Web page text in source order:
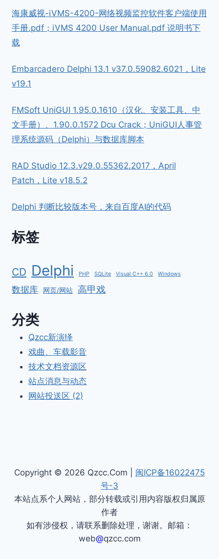
海康威视-iVMS-4200-网络视频监控软件客户端使用
手册.pdf；iVMS 4200 User Manual.pdf 说明书下
载
Embarcadero Delphi 13.1 v37.0.59082.6021，Lite
v19.1
FMSoft UniGUI 1.95.0.1610（汉化、安装工具、中
文手册）、1.90.0.1572 Dcu Crack；UniGUI人事管
理系统源码（Delphi）与数据库脚本
RAD Studio 12.3.v29.0.55362.2017，April
Patch，Lite v18.5.2
Delphi 判断比较版本号，来自百度AI的代码
标签
CD Delphi PHP SQLite Visual C++ 6.0 Windows
数据库 网页/网站 高甲戏
分类
Qzcc新演绎
戏曲、车载影音
技术文档资源区
站点消息与动态
网站投送区 (2)
Copyright © 2026 Qzcc.Com | 闽ICP备16022475
号-3
本站点系个人网站，部分转载或引用内容版权归属原
作者
如有涉侵权，请联系删除处理，谢谢。邮箱：
web@qzcc.com